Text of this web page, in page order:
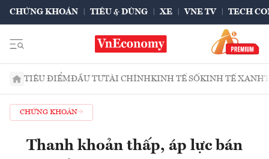
CHỨNG KHOÁN TIÊU & DÙNG XE VNE TV TECH
TIÊU ĐIỂMĐẦU TƯTÀI CHÍNHKINH TẾ SỐKINH TẾ XANH
CHỨNG KHOÁN
Thanh khoản thấp, áp lực bán